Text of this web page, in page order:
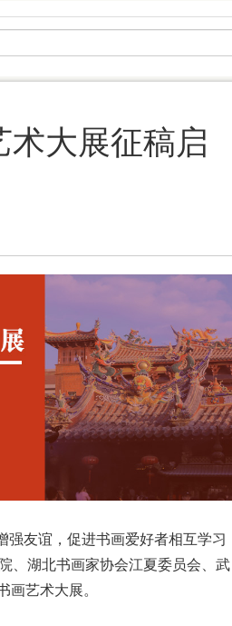
术大展征稿启
友谊，促进书画爱好者相互学习
、湖北书画家协会江夏委员会、武
艺术大展。